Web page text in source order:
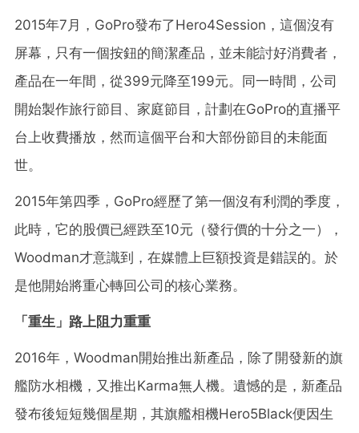
2015年7月，GoPro發布了Hero4Session，這個沒有
屏幕，只有一個按鈕的簡潔產品，並未能討好消費者，
產品在一年間，從399元降至199元。同一時間，公司
開始製作旅行節目、家庭節目，計劃在GoPro的直播平
台上收費播放，然而這個平台和大部份節目的未能面
世。
2015年第四季，GoPro經歷了第一個沒有利潤的季度，
此時，它的股價已經跌至10元（發行價的十分之一），
Woodman才意識到，在媒體上巨額投資是錯誤的。於
是他開始將重心轉回公司的核心業務。
「重生」路上阻力重重
2016年，Woodman開始推出新產品，除了開發新的旗
艦防水相機，又推出Karma無人機。遺憾的是，新產品
發布後短短幾個星期，其旗艦相機Hero5Black便因生